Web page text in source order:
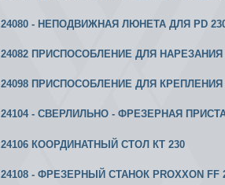
24080 - НЕПОДВИЖНАЯ ЛЮНЕТА ДЛЯ PD
24082 ПРИСПОСОБЛЕНИЕ ДЛЯ
24098 ПРИСПОСОБЛЕНИЕ ДЛЯ
24104 - СВЕРЛИЛЬНО - ФРЕЗЕРНАЯ
24106 КООРДИНАТНЫЙ СТОЛ КТ 230
24108 - ФРЕЗЕРНЫЙ СТАНОК PROXXON FF